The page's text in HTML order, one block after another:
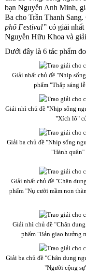
bạn Nguyễn Anh Minh,
Ba cho Trần Thanh Sang.
phố Festival” có giải
Nguyễn Hữu Khoa và
Dưới đây là 6 tác phẩm
Giải nhất chủ đề "Nhịp
phẩm "Thắp sáng
Giải nhì chủ đề "Nhịp sống
"Xích lô"
Giải ba chủ đề "Nhịp sống
"Hành quân"
Giải nhất chủ đề "Chân
phẩm "Nụ cười mầm non
Giải nhì chủ đề "Chân
phẩm "Bản giao hưởng
Giải ba chủ đề "Chân dung
"Người cộng